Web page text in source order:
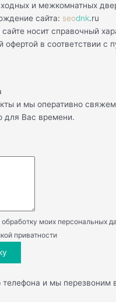
и межкомнатных
сайта: seodnk.ru
носит справочный
офертой в соответствии с
и мы оперативно
для Вас времени.
моих персональных
приватности
и мы перезвоним